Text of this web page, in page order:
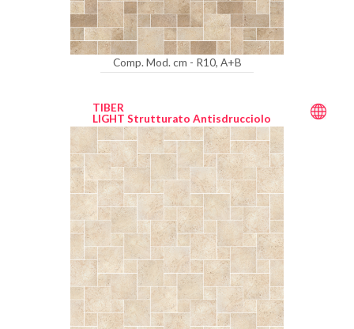
Comp. Mod. cm - R10, A+B
TIBER
LIGHT Strutturato Antisdrucciolo